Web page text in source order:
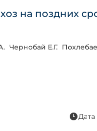
на поздних
Чернобай Е.Г.